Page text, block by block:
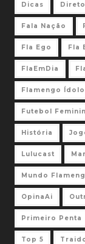
Dicas
Fala Nação
Fla Ego Fla
FlaEmDia
Flamengo
Futebol
História
Lulucast
Mundo
OpinaAi
Primeiro Penta
Top 5